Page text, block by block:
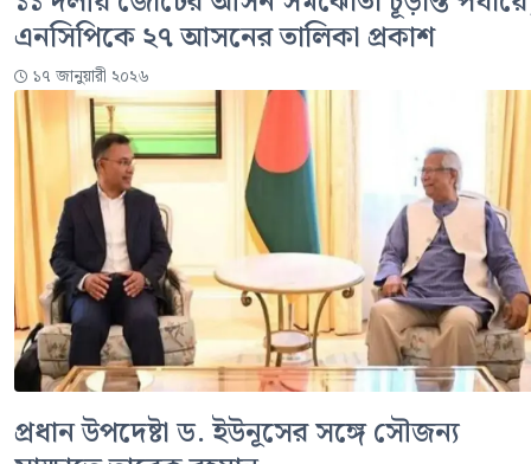
এনসিপিকে ২৭ আসনের তালিকা প্রকাশ
১৭ জানুয়ারী ২০২৬
প্রধান উপদেষ্টা ড. ইউনূসের সঙ্গে সৌজন্য